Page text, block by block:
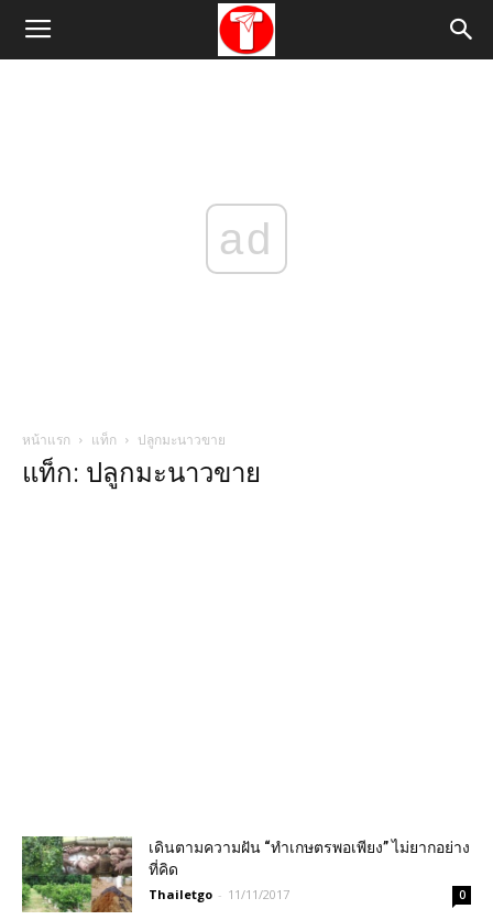
ad
หน้าแรก แท็ก ปลูกมะนาวขาย
แท็ก: ปลูกมะนาวขาย
เดินตามความฝัน “ทำเกษตรพอเพียง” ไม่ยากอย่าง
ที่คิด
Thailetgo - 11/11/2017 0